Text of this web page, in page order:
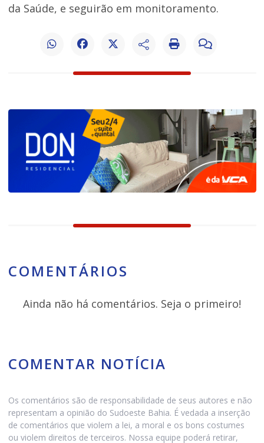
da Saúde, e seguirão em monitoramento.
COMENTÁRIOS
Ainda não há comentários. Seja o primeiro!
COMENTAR NOTÍCIA
Os comentários são de responsabilidade de seus autores e não
representam a opinião do Sudoeste Bahia. É vedada a inserção
de comentários que violem a lei, a moral e os bons costumes
ou violem direitos de terceiros. Nossa equipe poderá retirar,